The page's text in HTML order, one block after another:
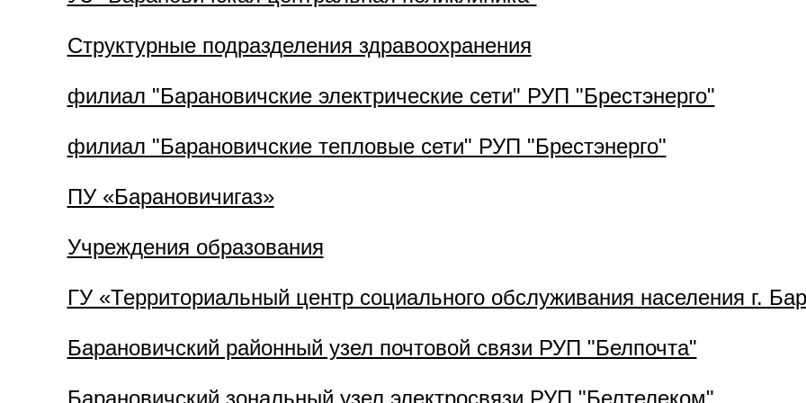
Структурные подразделения здравоохранения
филиал "Барановичские электрические сети" РУП "Брестэнерго"
филиал "Барановичские тепловые сети" РУП "Брестэнерго"
ПУ «Барановичигаз»
Учреждения образования
ГУ «Территориальный центр социального обслуживания населения г.
Барановичский районный узел почтовой связи РУП "Белпочта"
Барановичский зональный узел электросвязи РУП "Белтелеком"